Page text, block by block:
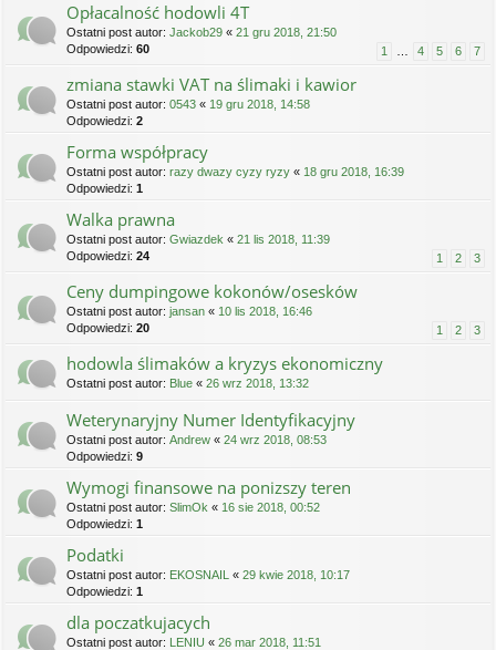
Opłacalność hodowli 4T
Ostatni post autor: Jackob29 « 21 gru 2018, 21:50
Odpowiedzi: 60 1 4 5 6 7
zmiana stawki VAT na ślimaki i kawior
Ostatni post autor: 0543 « 19 gru 2018, 14:58
Odpowiedzi: 2
Forma współpracy
Ostatni post autor: razy dwazy cyzy ryzy « 18 gru 2018, 16:39
Odpowiedzi: 1
Walka prawna
Ostatni post autor: Gwiazdek « 21 lis 2018, 11:39
Odpowiedzi: 24 1 2 3
Ceny dumpingowe kokonów/osesków
Ostatni post autor: jansan « 10 lis 2018, 16:46
Odpowiedzi: 20 1 2 3
hodowla ślimaków a kryzys ekonomiczny
Ostatni post autor: Blue « 26 wrz 2018, 13:32
Weterynaryjny Numer Identyfikacyjny
Ostatni post autor: Andrew « 24 wrz 2018, 08:53
Odpowiedzi: 9
Wymogi finansowe na ponizszy teren
Ostatni post autor: SlimOk « 16 sie 2018, 00:52
Odpowiedzi: 1
Podatki
Ostatni post autor: EKOSNAIL « 29 kwie 2018, 10:17
Odpowiedzi: 1
dla poczatkujacych
Ostatni post autor: LENIU « 26 mar 2018, 11:51